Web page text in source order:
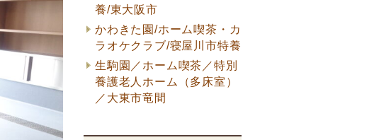
養/東大阪市
かわきた園/ホーム喫茶・カ
ラオケクラブ/寝屋川市特養
生駒園／ホーム喫茶／特別
養護老人ホーム（多床室）
／大東市竜間